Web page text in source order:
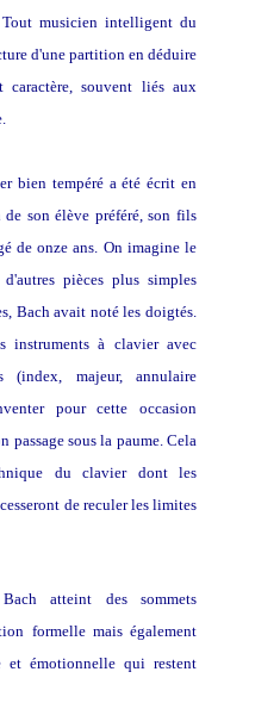
musicien intelligent du
d'une partition en déduire
souvent liés aux
bien tempéré a été écrit en
son élève préféré, son fils
de onze ans. On imagine le
pièces plus simples
Bach avait noté les doigtés.
instruments à clavier avec
(index, majeur, annulaire
pour cette occasion
sous la paume. Cela
du clavier dont les
de reculer les limites
atteint des sommets
formelle mais également
et émotionnelle qui restent